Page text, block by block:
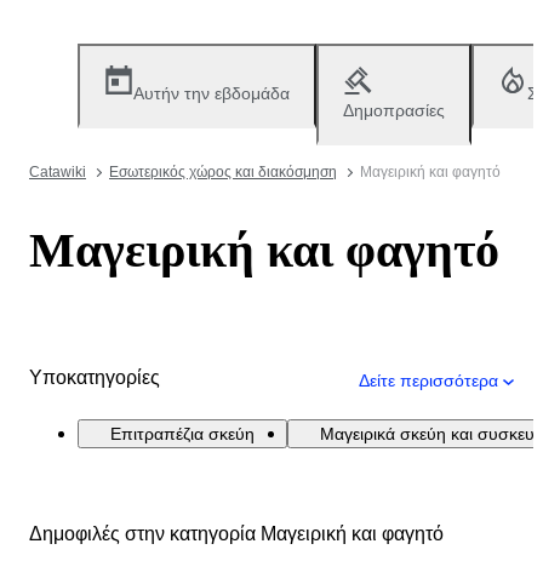
Αυτήν την εβδομάδα
Δημοπρασίες
Catawiki Εσωτερικός χώρος και διακόσμηση Μαγειρική και φαγητό
Μαγειρική και φαγητό
Υποκατηγορίες Δείτε περισσότερα
Επιτραπέζια σκεύη Μαγειρικά σκεύη και
Δημοφιλές στην κατηγορία Μαγειρική και φαγητό